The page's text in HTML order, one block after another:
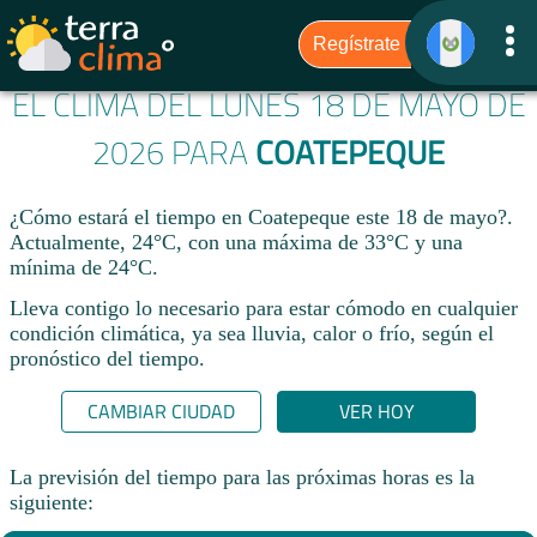
EL CLIMA DEL LUNES 18 DE MAYO DE
2026 PARA COATEPEQUE
¿Cómo estará el tiempo en Coatepeque este 18 de mayo?.
Actualmente, 24°C, con una máxima de 33°C y una
mínima de 24°C.
Lleva contigo lo necesario para estar cómodo en cualquier
condición climática, ya sea lluvia, calor o frío, según el
pronóstico del tiempo.
CAMBIAR CIUDAD VER HOY
La previsión del tiempo para las próximas horas es la
siguiente: